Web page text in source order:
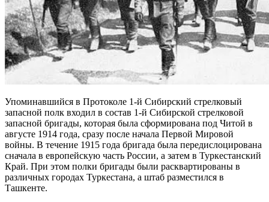
Упоминавшийся в Протоколе 1-й Сибирский стрелковый
запасной полк входил в состав 1-й Сибирской стрелковой
запасной бригады, которая была сформирована под Читой в
августе 1914 года, сразу после начала Первой Мировой
войны. В течение 1915 года бригада была передислоцирована
сначала в европейскую часть России, а затем в Туркестанский
Край. При этом полки бригады были расквартированы в
различных городах Туркестана, а штаб разместился в
Ташкенте.